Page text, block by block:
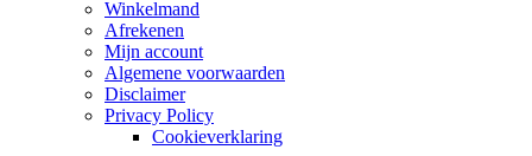
Winkelmand
Afrekenen
Mijn account
Algemene voorwaarden
Disclaimer
Privacy Policy
Cookieverklaring